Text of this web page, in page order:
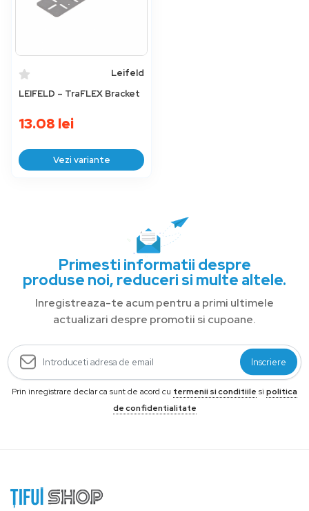
Leifeld
LEIFELD – TraFLEX Bracket
13.08 lei
Vezi variante
Primesti informatii despre
produse noi, reduceri si multe altele.
Inregistreaza-te acum pentru a primi ultimele
actualizari despre promotii si cupoane.
Inscriere
Prin inregistrare declar ca sunt de acord cu termenii si conditiile si politica
de confidentialitate